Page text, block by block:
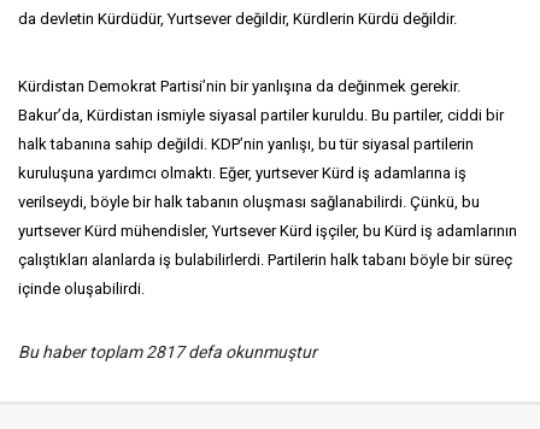
da devletin Kürdüdür, Yurtsever değildir, Kürdlerin Kürdü değildir.
Kürdistan Demokrat Partisi’nin bir yanlışına da değinmek gerekir.
Bakur’da, Kürdistan ismiyle siyasal partiler kuruldu. Bu partiler, ciddi bir
halk tabanına sahip değildi. KDP’nin yanlışı, bu tür siyasal partilerin
kuruluşuna yardımcı olmaktı. Eğer, yurtsever Kürd iş adamlarına iş
verilseydi, böyle bir halk tabanın oluşması sağlanabilirdi. Çünkü, bu
yurtsever Kürd mühendisler, Yurtsever Kürd işçiler, bu Kürd iş adamlarının
çalıştıkları alanlarda iş bulabilirlerdi. Partilerin halk tabanı böyle bir süreç
içinde oluşabilirdi.
Bu haber toplam 2817 defa okunmuştur